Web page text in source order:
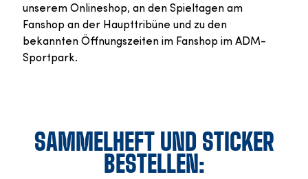
unserem Onlineshop, an den Spieltagen am
Fanshop an der Haupttribüne und zu den
bekannten Öffnungszeiten im Fanshop im ADM-
Sportpark.
SAMMELHEFT UND STICKER
BESTELLEN: